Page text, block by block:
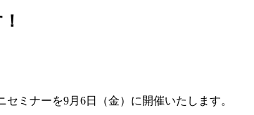
ミナーを9月6日（金）に開催いたします。